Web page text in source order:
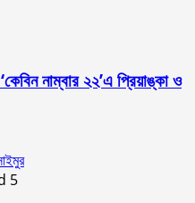
নাম্বার ২২’এ প্রিয়াঙ্কা ও
5